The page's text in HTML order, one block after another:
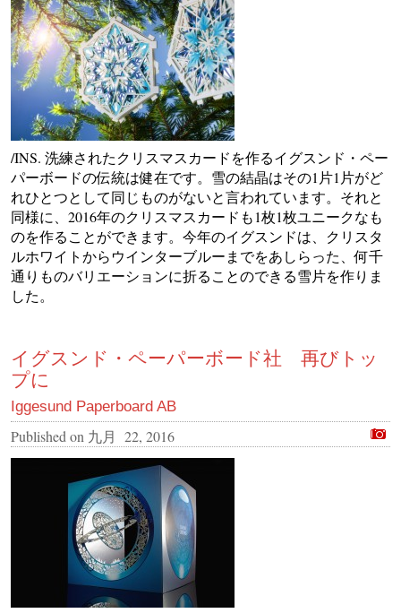
/INS. 洗練されたクリスマスカードを作るイグスンド・ペー
パーボードの伝統は健在です。雪の結晶はその1片1片がど
れひとつとして同じものがないと言われています。それと
同様に、2016年のクリスマスカードも1枚1枚ユニークなも
のを作ることができます。今年のイグスンドは、クリスタ
ルホワイトからウインターブルーまでをあしらった、何千
通りものバリエーションに折ることのできる雪片を作りま
した。
イグスンド・ペーパーボード社 再びトッ
プに
Iggesund Paperboard AB
Published on 九月 22, 2016